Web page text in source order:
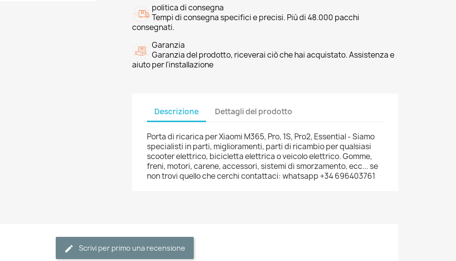
politica di consegna
Tempi di consegna specifici e precisi. Più di 48.000 pacchi
consegnati.
Garanzia
Garanzia del prodotto, riceverai ciò che hai acquistato. Assistenza e
aiuto per l'installazione
Descrizione Dettagli del prodotto
Porta di ricarica per Xiaomi M365, Pro, 1S, Pro2, Essential - Siamo
specialisti in parti, miglioramenti, parti di ricambio per qualsiasi
scooter elettrico, bicicletta elettrica o veicolo elettrico. Gomme,
freni, motori, carene, accessori, sistemi di smorzamento, ecc... se
non trovi quello che cerchi contattaci: whatsapp +34 696403761
Scrivi per primo una recensione